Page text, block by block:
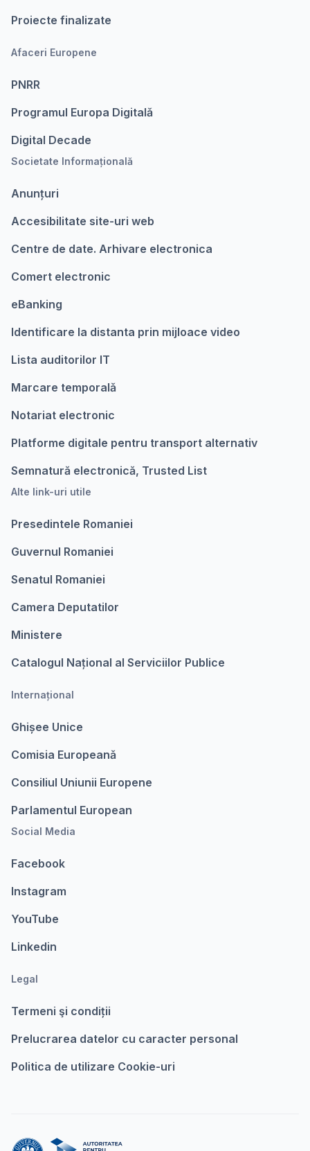
Proiecte finalizate
Afaceri Europene
PNRR
Programul Europa Digitalǎ
Digital Decade
Societate Informațională
Anunțuri
Accesibilitate site-uri web
Centre de date. Arhivare electronica
Comert electronic
eBanking
Identificare la distanta prin mijloace video
Lista auditorilor IT
Marcare temporalǎ
Notariat electronic
Platforme digitale pentru transport alternativ
Semnatură electronică, Trusted List
Alte link-uri utile
Presedintele Romaniei
Guvernul Romaniei
Senatul Romaniei
Camera Deputatilor
Ministere
Catalogul Național al Serviciilor Publice
Internațional
Ghișee Unice
Comisia Europeanǎ
Consiliul Uniunii Europene
Parlamentul European
Social Media
Facebook
Instagram
YouTube
Linkedin
Legal
Termeni şi condiții
Prelucrarea datelor cu caracter personal
Politica de utilizare Cookie-uri